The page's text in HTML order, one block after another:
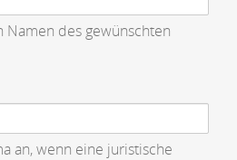
des gewünschten
an, wenn eine juristische